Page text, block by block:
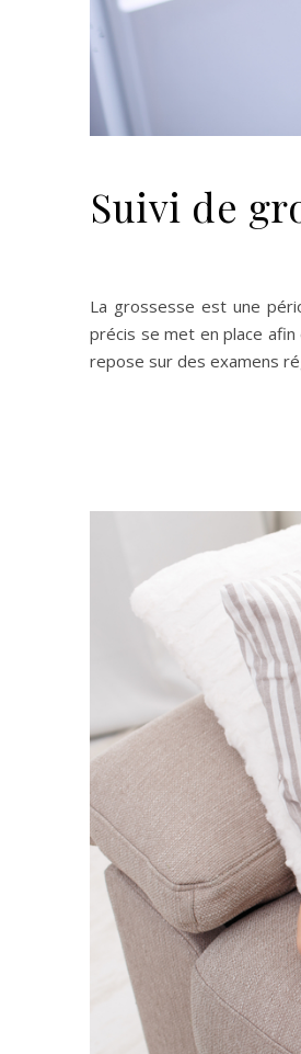
Suivi de
La grossesse est une
précis se met en place
repose sur des examens